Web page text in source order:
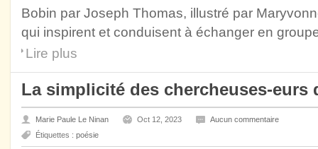
Bobin par Joseph Thomas, illustré par
qui inspirent et conduisent à échanger en
Lire plus
La simplicité des chercheuses-eurs
Marie Paule Le Ninan Oct 12, 2023
Aucun commentaire
Étiquettes : poésie